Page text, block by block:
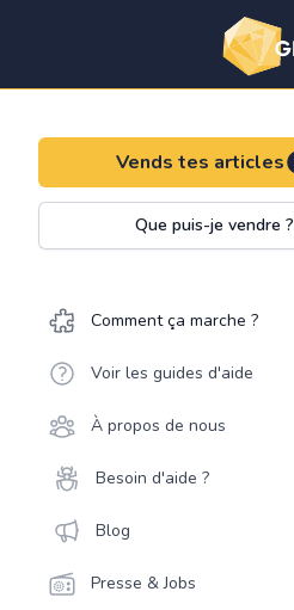
Vends tes articles
Que puis-je vendre ?
Comment ça marche ?
Voir les guides d'aide
À propos de nous
Besoin d'aide ?
Blog
Presse & Jobs